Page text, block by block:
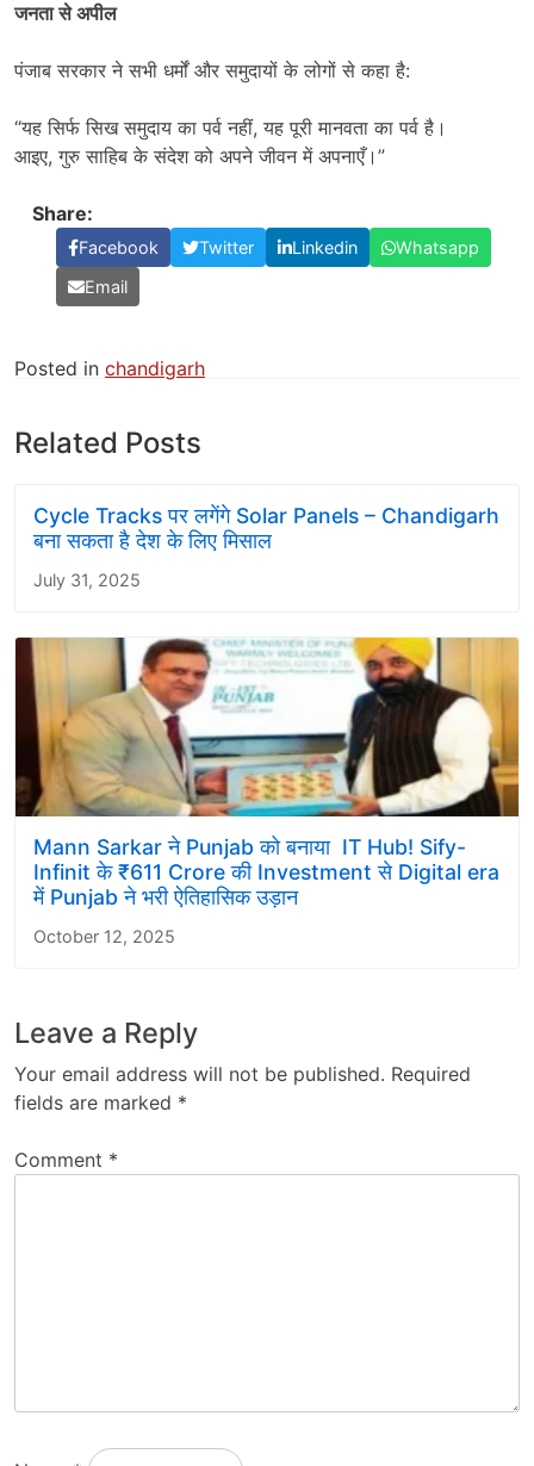
जनता से अपील
पंजाब सरकार ने सभी धर्मों और समुदायों के लोगों से कहा है:
“यह सिर्फ सिख समुदाय का पर्व नहीं, यह पूरी मानवता का पर्व है।
आइए, गुरु साहिब के संदेश को अपने जीवन में अपनाएँ।”
Share:
Facebook Twitter Linkedin
Whatsapp
Email
Posted in chandigarh
Related Posts
Cycle Tracks पर लगेंगे Solar Panels – Chandigarh
बना सकता है देश के लिए मिसाल
July 31, 2025
Mann Sarkar ने Punjab को बनाया IT Hub! Sify-
Infinit के ₹611 Crore की Investment से Digital era
में Punjab ने भरी ऐतिहासिक उड़ान
October 12, 2025
Leave a Reply
Your email address will not be published. Required
fields are marked *
Comment *